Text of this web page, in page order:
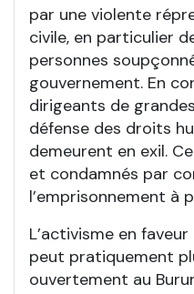
par une violente
civile, en particulier
personnes
gouvernement. En
dirigeants de
défense des droits
demeurent en exil.
et condamnés par
l’emprisonnement à
L’activisme en
peut pratiquement
ouvertement au